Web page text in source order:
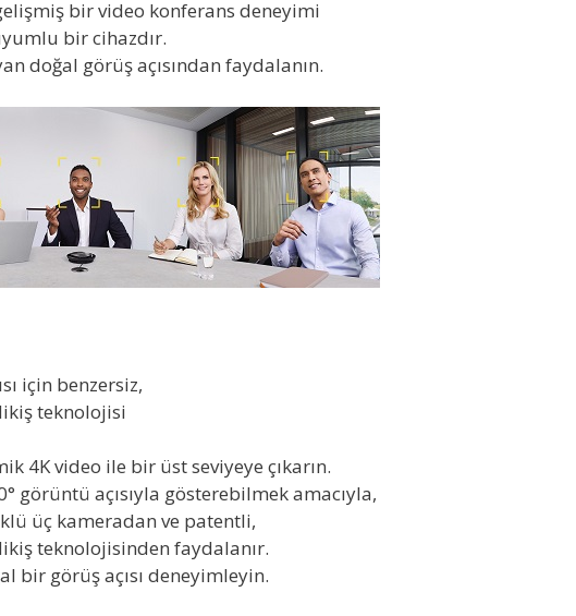
bir video konferans deneyimi
bir cihazdır.
doğal görüş açısından faydalanın.
için benzersiz,
teknolojisi
4K video ile bir üst seviyeye çıkarın.
görüntü açısıyla gösterebilmek amacıyla,
üç kameradan ve patentli,
teknolojisinden faydalanır.
bir görüş açısı deneyimleyin.